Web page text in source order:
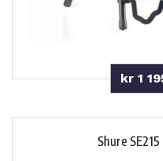
kr 1
Shure